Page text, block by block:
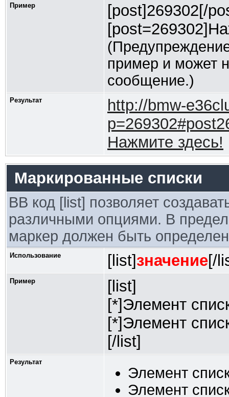
Пример
[post]269302[/
пример и может
сообщение.)
Результат
http://bmw-
Нажмите здесь!
Маркированные списки
BB код [list] позволяет
различными опциями. В
маркер должен быть
Использование [list]значение[/
Пример
[list]
[*]Элемент
[*]Элемент
[/list]
Результат
Элемент
Элемент